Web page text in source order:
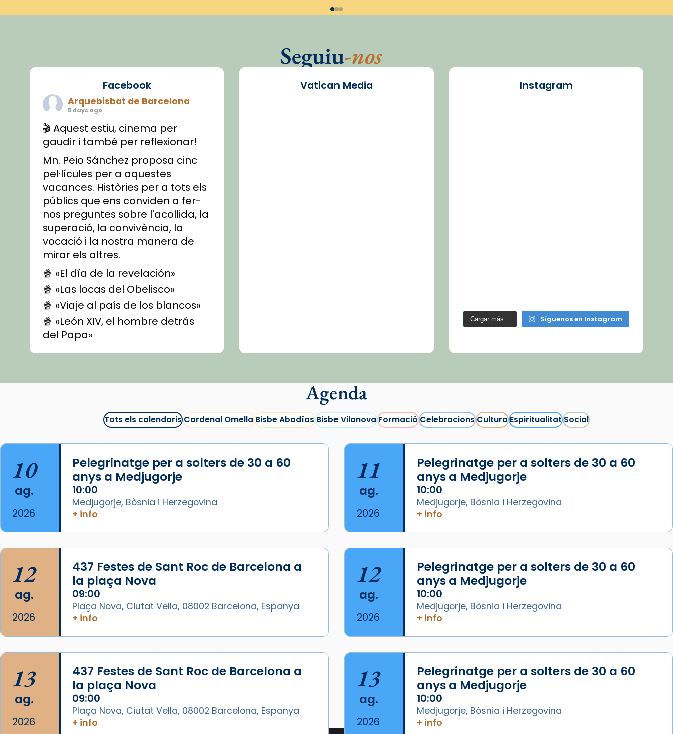
Seguiu-nos
Facebook
Arquebisbat de Barcelona
5 days ago
🎬 Aquest estiu, cinema per
gaudir i també per reflexionar!
Mn. Peio Sánchez proposa cinc
pel·lícules per a aquestes
vacances. Històries per a tots els
públics que ens conviden a fer-
nos preguntes sobre l'acollida, la
superació, la convivència, la
vocació i la nostra manera de
mirar els altres.
🍿 «El día de la revelación»
🍿 «Las locas del Obelisco»
🍿 «Viaje al país de los blancos»
🍿 «León XIV, el hombre detrás
del Papa»
🍿 «Las ovejas detectives»
recomanacions i prepara una
#CinemaEspiritualitual
@cinemaspiritcat
Imatge: Generada amb IA
(OpenAI)
Video
View on Facebook
Arquebisbat de Barcelona
Lluís Companys, la jove va fer
arribar el seu testimoni al papa
Lleó XIV.
Recupera l'entrevista
papa-viaje-espana-testimoni...
Photo
View on Facebook · Share
Vatican Media Instagram
Cargar más... Síguenos en Instagram
Agenda
Tots els calendarisCardenal OmellaBisbe AbadíasBisbe VilanovaFormacióCelebracionsCulturaEspiritualitatSocial
10
ag.
2026
Pelegrinatge per a solters de 30 a 60
anys a Medjugorje
10:00
Medjugorje, Bòsnia i Herzegovina
+ info
11
ag.
2026
Pelegrinatge per a solters de 30 a 60
anys a Medjugorje
10:00
Medjugorje, Bòsnia i Herzegovina
+ info
12
ag.
2026
437 Festes de Sant Roc de Barcelona a
la plaça Nova
09:00
Plaça Nova, Ciutat Vella, 08002 Barcelona, Espanya
+ info
12
ag.
2026
Pelegrinatge per a solters de 30 a 60
anys a Medjugorje
10:00
Medjugorje, Bòsnia i Herzegovina
+ info
13
ag.
2026
437 Festes de Sant Roc de Barcelona a
la plaça Nova
09:00
Plaça Nova, Ciutat Vella, 08002 Barcelona, Espanya
+ info
13
ag.
2026
Pelegrinatge per a solters de 30 a 60
anys a Medjugorje
10:00
Medjugorje, Bòsnia i Herzegovina
+ info